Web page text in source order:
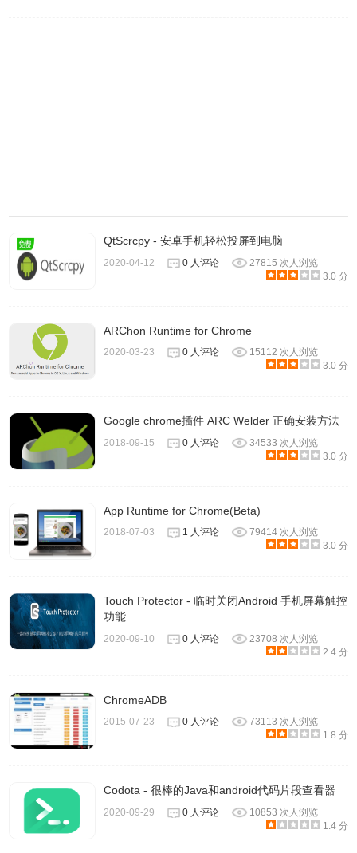
QtScrcpy - 安卓手机轻松投屏到电脑
2020-04-12 0 人评论
27815 次人浏览
3.0 分
ARChon Runtime for Chrome
2020-03-23 0 人评论
15112 次人浏览
3.0 分
Google chrome插件 ARC Welder 正确安装方法
2018-09-15 0 人评论
34533 次人浏览
3.0 分
App Runtime for Chrome(Beta)
2018-07-03 1 人评论
79414 次人浏览
3.0 分
Touch Protector - 临时关闭Android 手机屏幕触控
功能
2020-09-10 0 人评论
23708 次人浏览
2.4 分
ChromeADB
2015-07-23 0 人评论
73113 次人浏览
1.8 分
Codota - 很棒的Java和android代码片段查看器
2020-09-29 0 人评论
10853 次人浏览
1.4 分